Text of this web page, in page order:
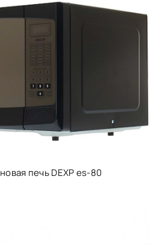
печь DEXP es-80